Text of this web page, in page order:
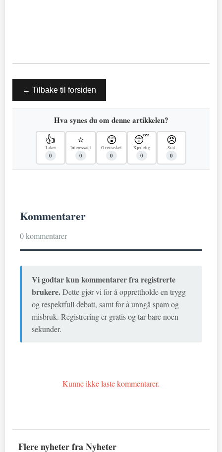
← Tilbake til forsiden
Hva synes du om denne artikkelen?
👍
Liker
0
⭐
Interessant
0
😲
Overrasket
0
😴
Kjedelig
0
😠
Sint
0
Kommentarer
0 kommentarer
Vi godtar kun kommentarer fra registrerte
brukere.Dette gjør vi for å opprettholde en trygg
og respektfull debatt, samt for å unngå spam og
misbruk. Registrering er gratis og tar bare noen
sekunder.
Kunne ikke laste kommentarer.
Flere nyheter fra Nyheter